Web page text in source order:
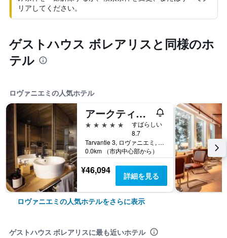
リアしてください。
ゲストハウス ボレアリスと同様のホ
テル
ロヴァニエミの人気ホテル
アークティック ツリーハウス ホテル
5つ星
すばらしい
8.7
Tarvantie 3, ロヴァニエミ, ラップランド, フィンランド
0.0km （市内中心部から）
¥46,094 詳細を見る
ロヴァニエミの人気ホテルをさらに表示
ゲストハウス ボレアリスに最も近いホテル